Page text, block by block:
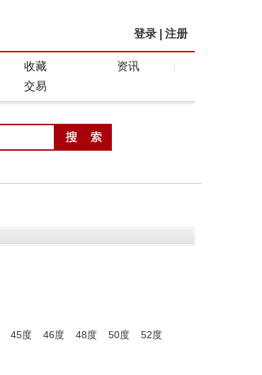
登录 注册
收藏
资讯
交易
45度 46度 48度 50度
52度